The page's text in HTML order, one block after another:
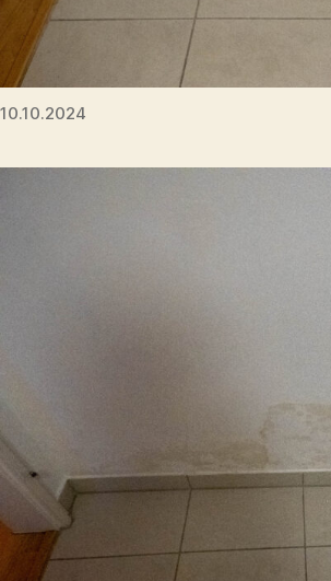
10.10.2024